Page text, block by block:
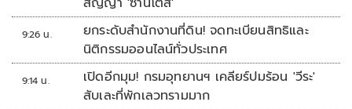
9:26 น.
ยกระดับสำนักงานที่ดิน! จดทะเบียนสิทธิและ
นิติกรรมออนไลน์ทั่วประเทศ
9:14 น.
เปิดอีกมุม! กรมอุทยานฯ เคลียร์ปมร้อน 'วีระ'
สับเละที่พักเลวทรามมาก